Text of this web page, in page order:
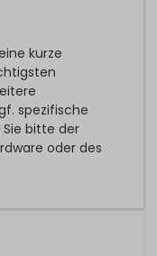
kurze
spezifische
bitte der
oder des